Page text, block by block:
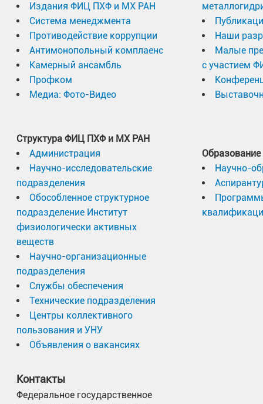
Издания ФИЦ ПХФ и МХ РАН
Система менеджмента
Противодействие коррупции
Антимонопольный комплаенс
Камерный ансамбль
Профком
Медиа: Фото-Видео
Структура ФИЦ ПХФ и МХ РАН
Администрация
Научно-исследовательские
подразделения
Обособленное структурное
подразделение Институт
физиологически активных
веществ
Научно-организационные
подразделения
Службы обеспечения
Технические подразделения
Центры коллективного
пользования и УНУ
Объявления о вакансиях
Наши
Малые
с участием
Образование
Научно-
Контакты
Федеральное государственное